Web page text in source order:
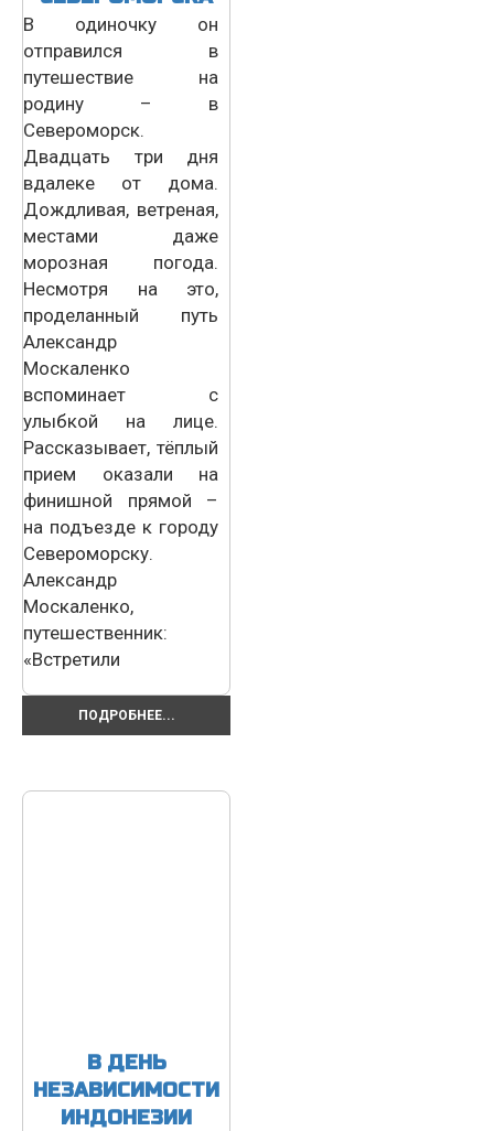
В одиночку он
отправился в
путешествие на
родину – в
Североморск.
Двадцать три дня
вдалеке от дома.
Дождливая, ветреная,
местами даже
морозная погода.
Несмотря на это,
проделанный путь
Александр
Москаленко
вспоминает с
улыбкой на лице.
Рассказывает, тёплый
прием оказали на
финишной прямой –
на подъезде к городу
Североморску.
Александр
Москаленко,
путешественник:
«Встретили
ПОДРОБНЕЕ...
В ДЕНЬ
НЕЗАВИСИМОСТИ
ИНДОНЕЗИИ